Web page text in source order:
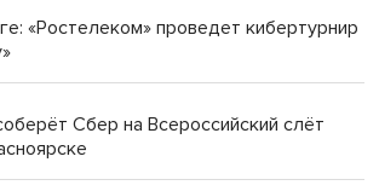
«Ростелеком» проведет кибертурнир
Сбер на Всероссийский слёт